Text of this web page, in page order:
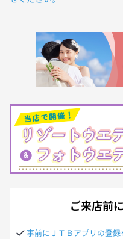
ご来店前
事前にＪＴＢアプリの登